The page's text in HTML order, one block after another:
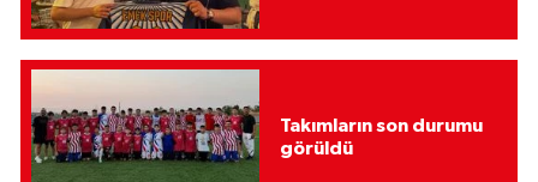
Takımların son durumu
görüldü